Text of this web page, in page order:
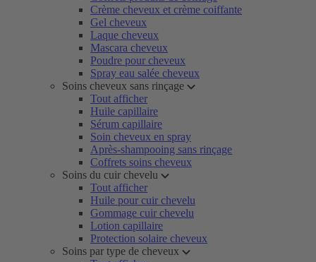
Crème cheveux et crème coiffante
Gel cheveux
Laque cheveux
Mascara cheveux
Poudre pour cheveux
Spray eau salée cheveux
Soins cheveux sans rinçage
Tout afficher
Huile capillaire
Sérum capillaire
Soin cheveux en spray
Après-shampooing sans rinçage
Coffrets soins cheveux
Soins du cuir chevelu
Tout afficher
Huile pour cuir chevelu
Gommage cuir chevelu
Lotion capillaire
Protection solaire cheveux
Soins par type de cheveux